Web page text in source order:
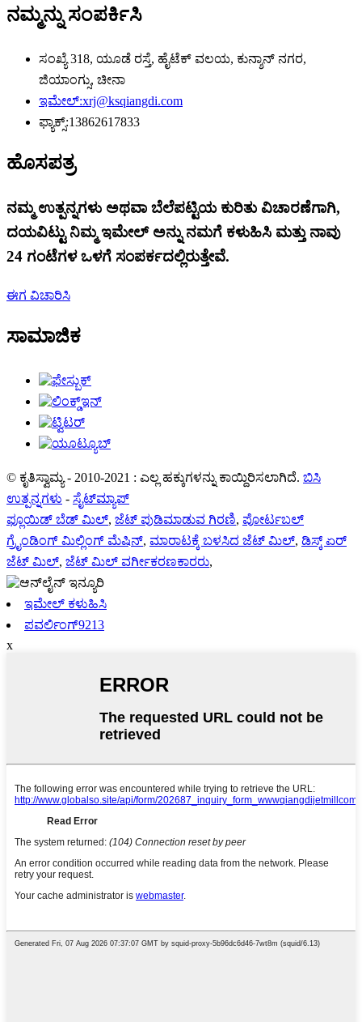
ನಮ್ಮನ್ನು ಸಂಪರ್ಕಿಸಿ
ಸಂಖ್ಯೆ 318, ಯೂಡೆ ರಸ್ತೆ, ಹೈಟೆಕ್ ವಲಯ, ಕುನ್ಶಾನ್ ನಗರ,
ಜಿಯಾಂಗ್ಸು, ಚೀನಾ
ಇಮೇಲ್:xrj@ksqiangdi.com
ಫ್ಯಾಕ್ಸ್:13862617833
ಹೊಸಪತ್ರ
ನಮ್ಮ ಉತ್ಪನ್ನಗಳು ಅಥವಾ ಬೆಲೆಪಟ್ಟಿಯ ಕುರಿತು ವಿಚಾರಣೆಗಾಗಿ,
ದಯವಿಟ್ಟು ನಿಮ್ಮ ಇಮೇಲ್ ಅನ್ನು ನಮಗೆ ಕಳುಹಿಸಿ ಮತ್ತು ನಾವು
24 ಗಂಟೆಗಳ ಒಳಗೆ ಸಂಪರ್ಕದಲ್ಲಿರುತ್ತೇವೆ.
ಈಗ ವಿಚಾರಿಸಿ
ಸಾಮಾಜಿಕ
© ಕೃತಿಸ್ವಾಮ್ಯ - 2010-2021 : ಎಲ್ಲ ಹಕ್ಕುಗಳನ್ನು ಕಾಯ್ದಿರಿಸಲಾಗಿದೆ. ಬಿಸಿ
ಉತ್ಪನ್ನಗಳು - ಸೈಟ್‌ಮ್ಯಾಪ್
ಫ್ಲೂಯಿಡ್ ಬೆಡ್ ಮಿಲ್, ಜೆಟ್ ಪುಡಿಮಾಡುವ ಗಿರಣಿ, ಪೋರ್ಟಬಲ್
ಗ್ರೈಂಡಿಂಗ್ ಮಿಲ್ಲಿಂಗ್ ಮೆಷಿನ್, ಮಾರಾಟಕ್ಕೆ ಬಳಸಿದ ಜೆಟ್ ಮಿಲ್, ಡಿಸ್ಕ್ ಏರ್
ಜೆಟ್ ಮಿಲ್, ಜೆಟ್ ಮಿಲ್ ವರ್ಗೀಕರಣಕಾರರು,
ಇಮೇಲ್ ಕಳುಹಿಸಿ
ಪವರ್ಲಿಂಗ್9213
x